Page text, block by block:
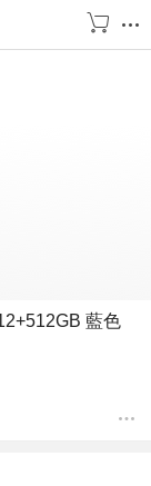
藍色